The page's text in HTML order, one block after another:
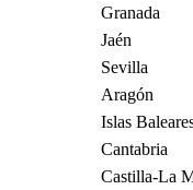
Granada
Jaén
Sevilla
Aragón
Islas
Cantabria
Castilla-La